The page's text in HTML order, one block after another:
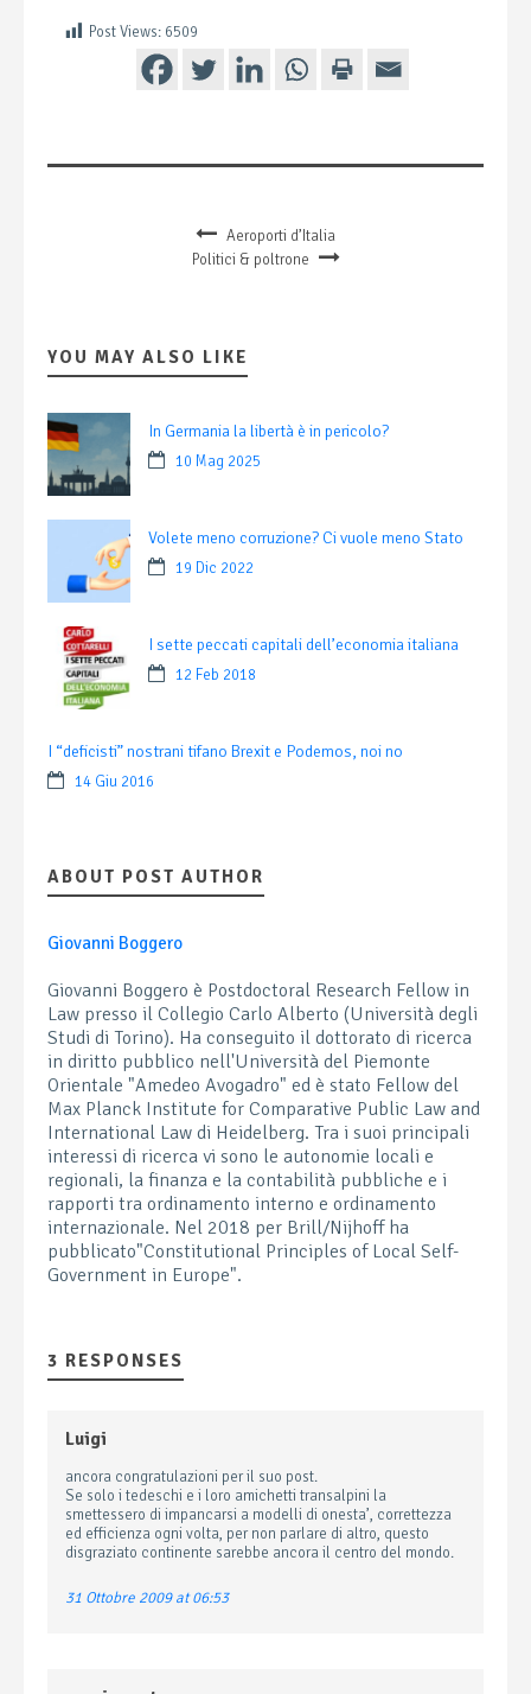
Post Views: 6509
Aeroporti d’Italia
Politici & poltrone
YOU MAY ALSO LIKE
In Germania la libertà è in pericolo?
10 Mag 2025
Volete meno corruzione? Ci vuole meno Stato
19 Dic 2022
I sette peccati capitali dell’economia italiana
12 Feb 2018
I “deficisti” nostrani tifano Brexit e Podemos, noi no
14 Giu 2016
ABOUT POST AUTHOR
Giovanni Boggero
Giovanni Boggero è Postdoctoral Research Fellow in
Law presso il Collegio Carlo Alberto (Università degli
Studi di Torino). Ha conseguito il dottorato di ricerca
in diritto pubblico nell'Università del Piemonte
Orientale "Amedeo Avogadro" ed è stato Fellow del
Max Planck Institute for Comparative Public Law and
International Law di Heidelberg. Tra i suoi principali
interessi di ricerca vi sono le autonomie locali e
regionali, la finanza e la contabilità pubbliche e i
rapporti tra ordinamento interno e ordinamento
internazionale. Nel 2018 per Brill/Nijhoff ha
pubblicato"Constitutional Principles of Local Self-
Government in Europe".
3 RESPONSES
Luigi
ancora congratulazioni per il suo post.
Se solo i tedeschi e i loro amichetti transalpini la
smettessero di impancarsi a modelli di onesta’, correttezza
ed efficienza ogni volta, per non parlare di altro, questo
disgraziato continente sarebbe ancora il centro del mondo.
31 Ottobre 2009 at 06:53